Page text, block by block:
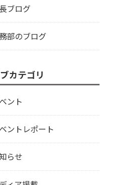
ブログ
部のブログ
カテゴリ
ント
ントレポート
らせ